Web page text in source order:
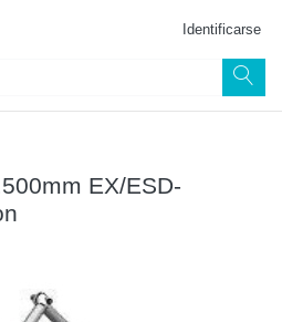
Identificarse
EX/ESD-